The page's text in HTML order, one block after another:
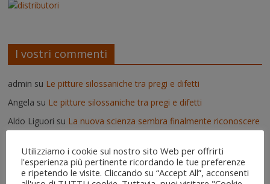
I vostri commenti
admin su Le pitture silossaniche tra pregi e difetti
Angela su Le pitture silossaniche tra pregi e difetti
Aldo Liguori su La nuova scienza sembra finalmente riconoscere
le intuizioni dei più grandi ricercatori sull’acqua
EnzosuLavori pseudoscientifici nuovi ed inutili
adminsuDeumidificatori: perché non vanno usati nei muri umidi
Utilizziamo i cookie sul nostro sito Web per offrirti
l'esperienza più pertinente ricordando le tue preferenze
e ripetendo le visite. Cliccando su “Accept All”, acconsenti